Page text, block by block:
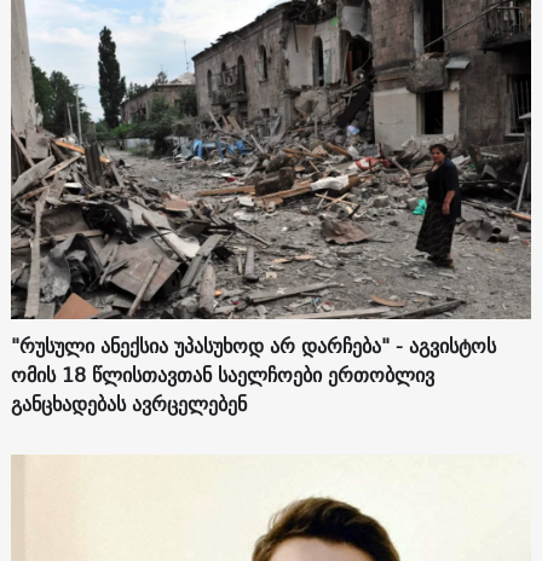
"რუსული ანექსია უპასუხოდ არ დარჩება" - აგვისტოს
ომის 18 წლისთავთან საელჩოები ერთობლივ
განცხადებას ავრცელებენ